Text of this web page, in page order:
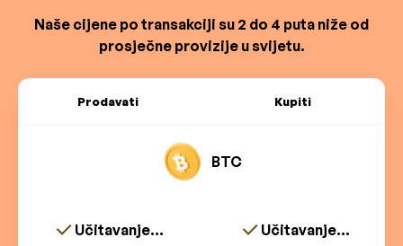
Naše cijene po transakciji su 2 do 4 puta niže od
prosječne provizije u svijetu.
Prodavati Kupiti
BTC
Učitavanje... Učitavanje...